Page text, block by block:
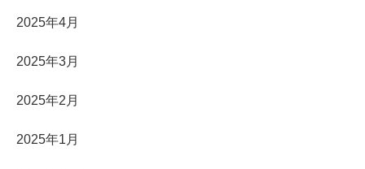
2025年4月
2025年3月
2025年2月
2025年1月